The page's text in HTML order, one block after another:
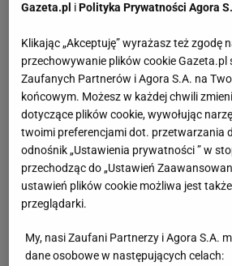
Gazeta.pl iPolityka Prywatności Agora
Klikając „Akceptuję” wyrażasz też zgodę
przechowywanie plików cookie Gazeta.pl
Zaufanych Partnerów i Agora S.A. na
końcowym. Możesz w każdej chwili
dotyczące plików cookie, wywołując
twoimi preferencjami dot. przetwarzania
odnośnik „Ustawienia prywatności ” w
przechodząc do „Ustawień
ustawień plików cookie możliwa jest
przeglądarki.
My, nasi Zaufani Partnerzy i Agora S.A.
dane osobowe w następujących celach: